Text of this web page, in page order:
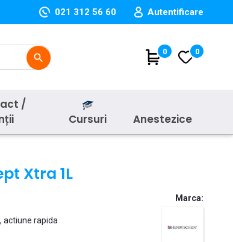
021 312 56 60 Autentificare
search
0) 0
/
Cursuri Anestezice
Xtra 1L
Marca:
actiune rapida